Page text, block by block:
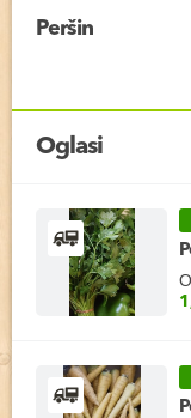
Peršin
Oglasi